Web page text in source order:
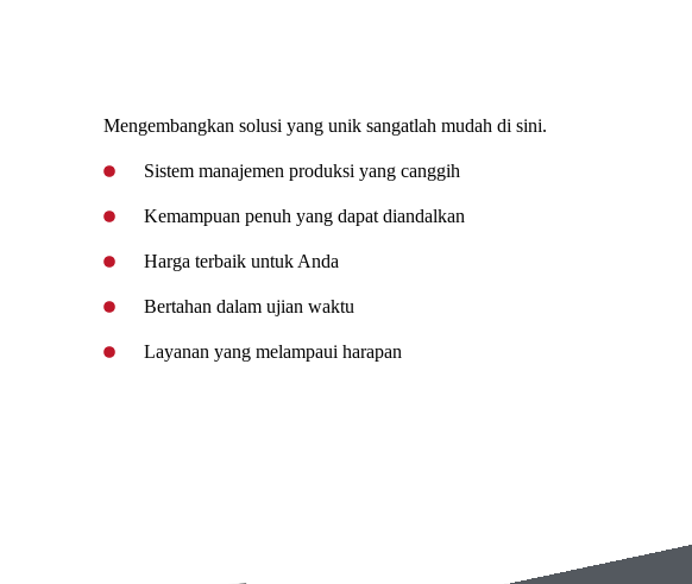
Mengembangkan solusi yang unik sangatlah mudah di sini.
Sistem manajemen produksi yang canggih
Kemampuan penuh yang dapat diandalkan
Harga terbaik untuk Anda
Bertahan dalam ujian waktu
Layanan yang melampaui harapan